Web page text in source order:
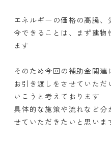
エネルギーの価格の高騰
今できることは、まず建物
ます
そのため今回の補助金関
お引き渡しをさせていた
いこうと考えております
具体的な施策や流れなど分
せていただきたいと思いま